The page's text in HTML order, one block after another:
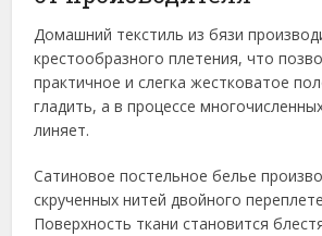
Домашний текстиль из бязи
крестообразного плетения, что
практичное и слегка жестковатое
гладить, а в процессе
линяет.
Сатиновое постельное белье
скрученных нитей двойного
Поверхность ткани становится